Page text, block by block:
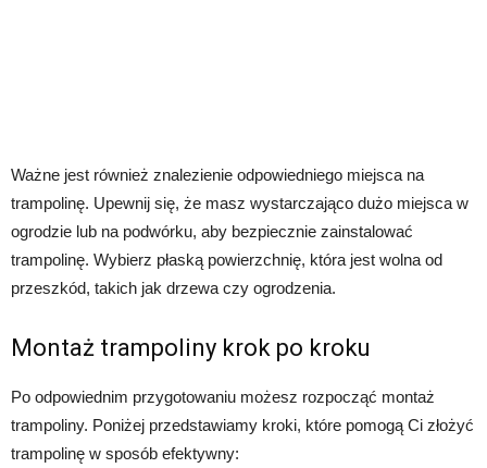
Ważne jest również znalezienie odpowiedniego miejsca na
trampolinę. Upewnij się, że masz wystarczająco dużo miejsca w
ogrodzie lub na podwórku, aby bezpiecznie zainstalować
trampolinę. Wybierz płaską powierzchnię, która jest wolna od
przeszkód, takich jak drzewa czy ogrodzenia.
Montaż trampoliny krok po kroku
Po odpowiednim przygotowaniu możesz rozpocząć montaż
trampoliny. Poniżej przedstawiamy kroki, które pomogą Ci złożyć
trampolinę w sposób efektywny: